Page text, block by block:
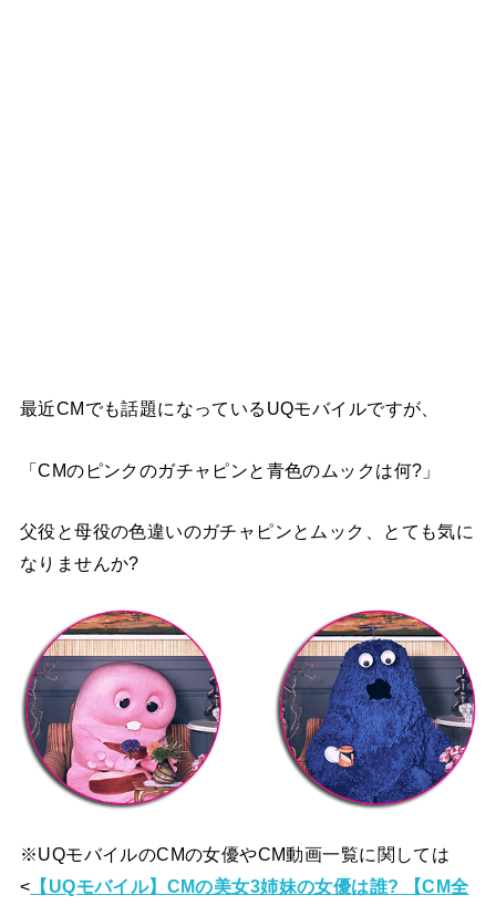
最近CMでも話題になっているUQモバイルですが、
「CMのピンクのガチャピンと青色のムックは何?」
父役と母役の色違いのガチャピンとムック、とても気に
なりませんか?
※UQモバイルのCMの女優やCM動画一覧に関しては
< 【UQモバイル】CMの美女3姉妹の女優は誰? 【CM全